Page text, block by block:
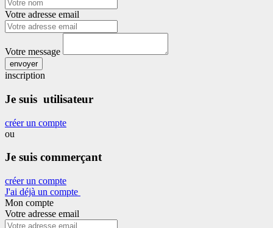
Votre adresse email
Votre message
envoyer
inscription
Je suis utilisateur
créer un compte
ou
Je suis commerçant
créer un compte
J'ai déjà un compte
Mon compte
Votre adresse email